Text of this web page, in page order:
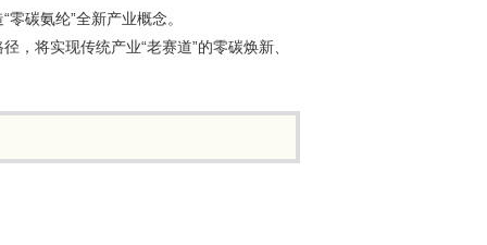
碳氨纶”全新产业概念。
将实现传统产业“老赛道”的零碳焕新、